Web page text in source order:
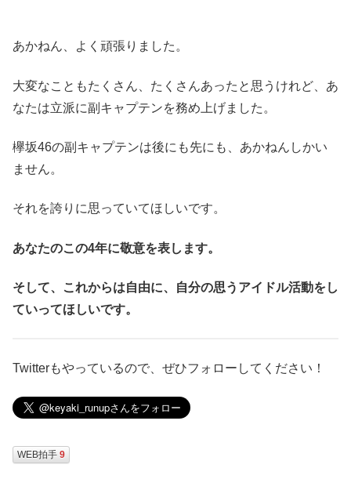
あかねん、よく頑張りました。
大変なこともたくさん、たくさんあったと思うけれど、あ
なたは立派に副キャプテンを務め上げました。
欅坂46の副キャプテンは後にも先にも、あかねんしかい
ません。
それを誇りに思っていてほしいです。
あなたのこの4年に敬意を表します。
そして、これからは自由に、自分の思うアイドル活動をし
ていってほしいです。
Twitterもやっているので、ぜひフォローしてください！
WEB拍手 9